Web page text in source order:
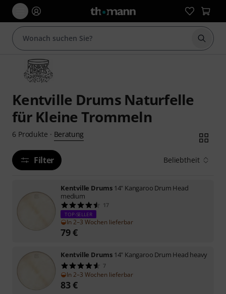
Suche
Kentville Drums Naturfelle
für Kleine Trommeln
6 Produkte · Beratung
Filter Beliebtheit
Kentville Drums 14" Kangaroo Drum Head
medium
17
TOP-SELLER
In 2–3 Wochen lieferbar
79€
Kentville Drums 14" Kangaroo Drum Head heavy
7
In 2–3 Wochen lieferbar
83€